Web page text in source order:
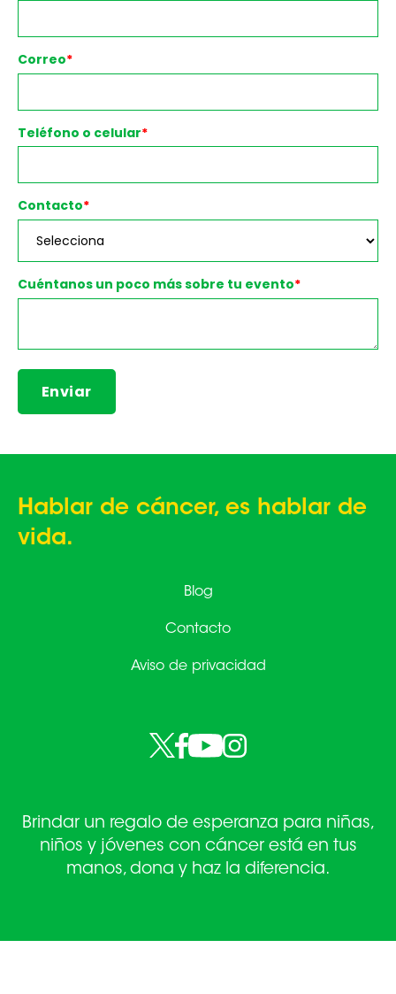
Correo*
Teléfono o celular*
Contacto*
Cuéntanos un poco más sobre tu evento*
Hablar de cáncer, es hablar de
vida.
Blog
Contacto
Aviso de privacidad
Brindar un regalo de esperanza para niñas,
niños y jóvenes con cáncer está en tus
manos, dona y haz la diferencia.